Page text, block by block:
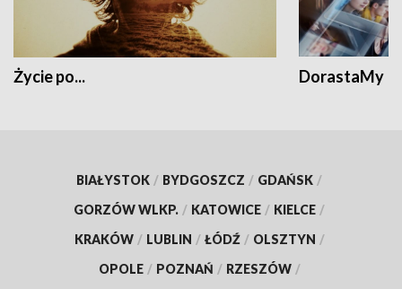
Życie po... DorastaMy
BIAŁYSTOK / BYDGOSZCZ / GDAŃSK /
GORZÓW WLKP. / KATOWICE / KIELCE /
KRAKÓW / LUBLIN / ŁÓDŹ / OLSZTYN /
OPOLE / POZNAŃ / RZESZÓW /